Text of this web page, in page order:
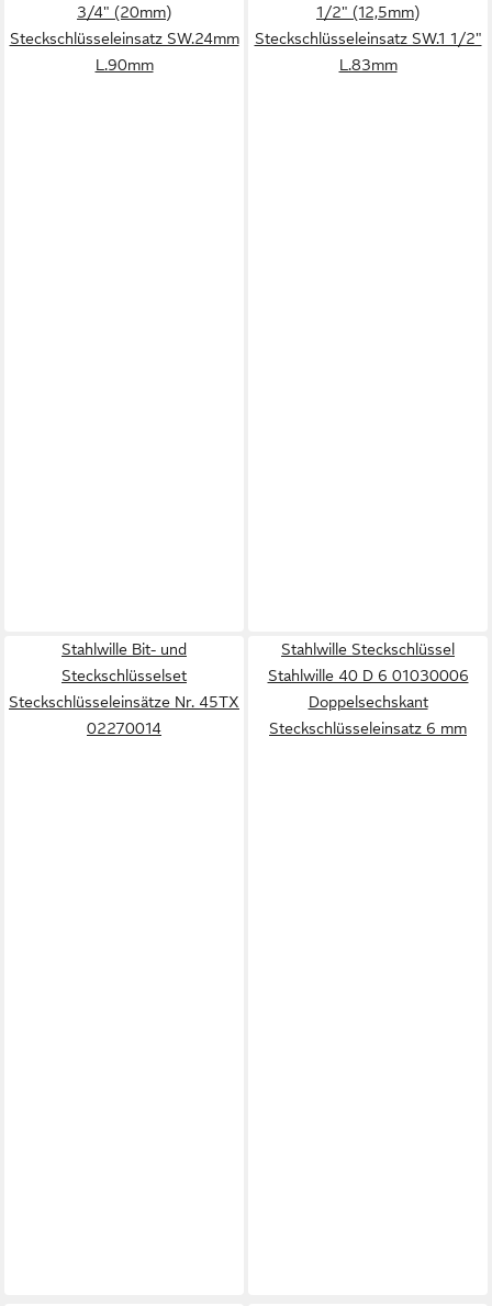
3/4" (20mm)
Steckschlüsseleinsatz SW.24mm
L.90mm
1/2" (12,5mm)
Steckschlüsseleinsatz SW.1 1/2"
L.83mm
Stahlwille Bit- und
Steckschlüsselset
Steckschlüsseleinsätze Nr. 45TX
02270014
Stahlwille Steckschlüssel
Stahlwille 40 D 6 01030006
Doppelsechskant
Steckschlüsseleinsatz 6 mm